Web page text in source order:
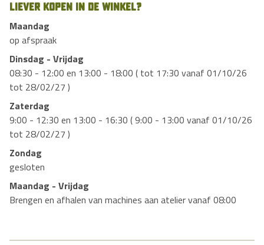
Liever kopen in de winkel?
Maandag
op afspraak
Dinsdag - Vrijdag
08:30 - 12:00 en 13:00 - 18:00 ( tot 17:30 vanaf 01/10/26
tot 28/02/27 )
Zaterdag
9:00 - 12:30 en 13:00 - 16:30 ( 9:00 - 13:00 vanaf 01/10/26
tot 28/02/27 )
Zondag
gesloten
Maandag - Vrijdag
Brengen en afhalen van machines aan atelier vanaf 08:00